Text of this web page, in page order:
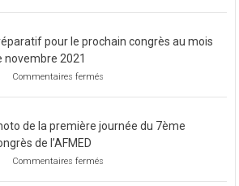
pour le prochain congrès au mois
novembre 2021
Commentaires fermés
prochain
de
de la première journée du 7ème
de l’AFMED
Commentaires fermés